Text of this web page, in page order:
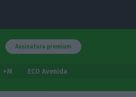
Assinatura premium
+M
ECO Avenida